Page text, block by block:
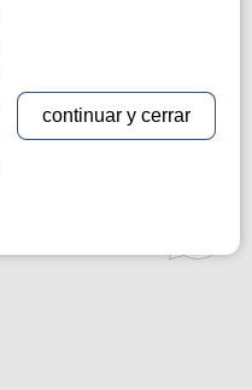
continuar y cerrar